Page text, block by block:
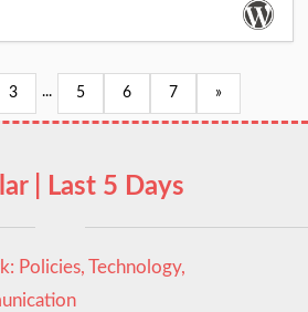
3 ... 5 6 7 »
| Last 5 Days
Policies, Technology,